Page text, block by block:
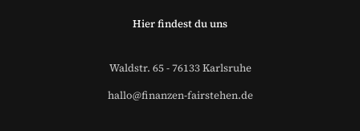
Hier findest du uns
Waldstr. 65 - 76133 Karlsruhe
hallo@finanzen-fairstehen.de